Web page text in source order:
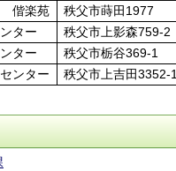
偕楽苑
秩父市蒔田1977
ター
秩父市上影森759-2
ター
秩父市栃谷369-1
ンター
秩父市上吉田3352-1